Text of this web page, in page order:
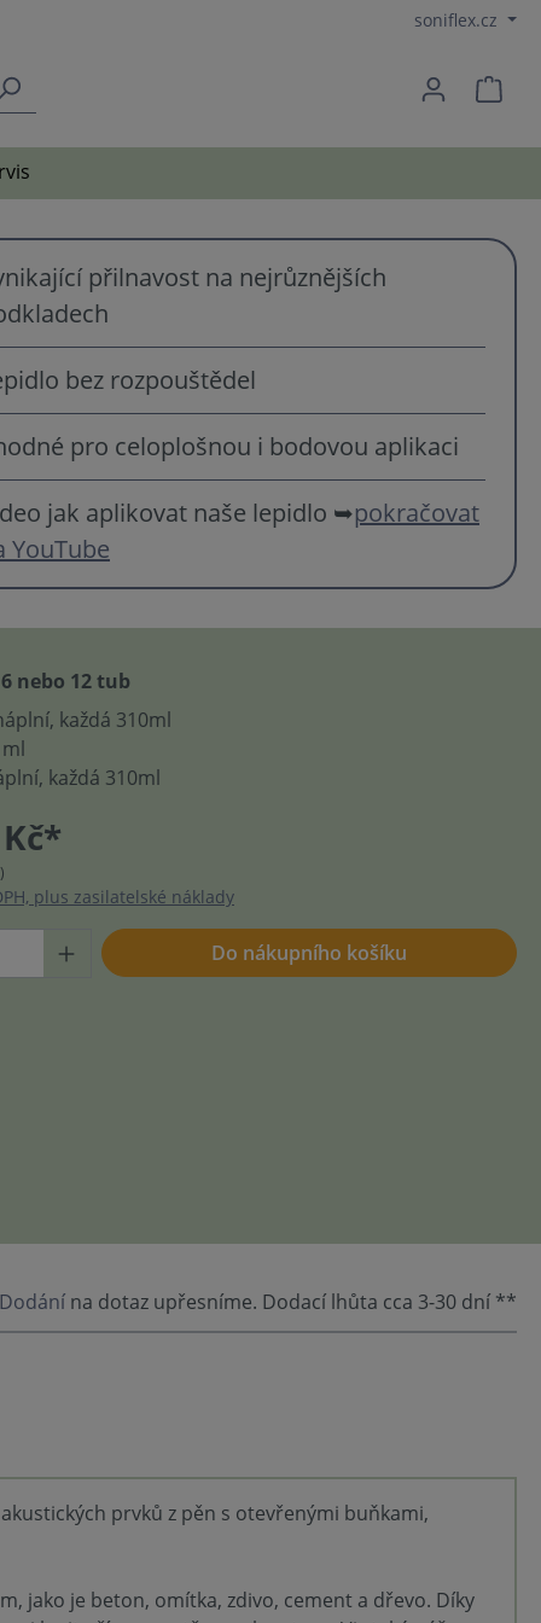
soniflex.cz
přilnavost na nejrůznějších
bez rozpouštědel
pro celoplošnou i bodovou aplikaci
jak aplikovat naše lepidlo ➥pokračovat
YouTube
nebo 12 tub
každá 310ml
každá 310ml
plus zasilatelské náklady
Do nákupního košíku
Dodání na dotaz upřesníme. Dodací lhůta cca 3-30 dní **
prvků z pěn s otevřenými buňkami,
jako je beton, omítka, zdivo, cement a dřevo. Díky